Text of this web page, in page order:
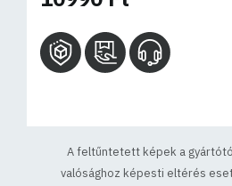
A feltűntetett képek a
valósághoz képesti eltérés